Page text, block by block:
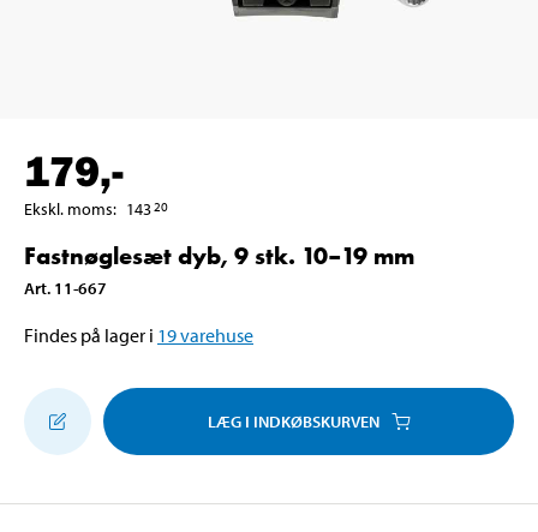
179,-
Ekskl. moms: 14320
Fastnøglesæt dyb, 9 stk. 10–19 mm
Art. 11-667
Findes på lager i 19varehuse
LÆG I INDKØBSKURVEN